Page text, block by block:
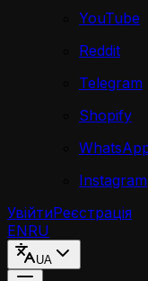
YouTube
Reddit
Telegram
Shopify
Instagram
УвійтиРеєстрація
ENRU
UA